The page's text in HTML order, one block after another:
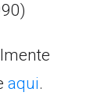
aqui.